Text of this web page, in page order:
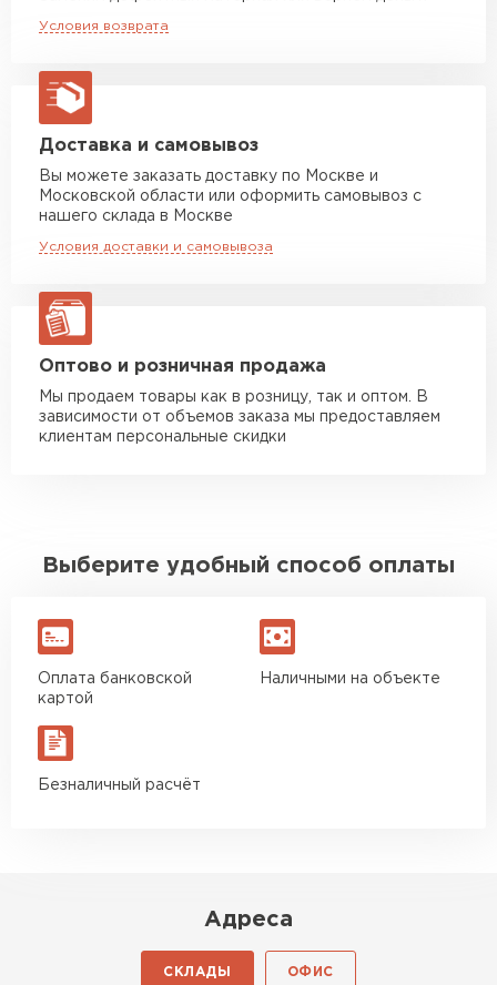
макс. длина груза 13,5 м
Манипулятор до 5 тн
макс. длина груза 6 м
Манипулятор до 10 тн
макс. длина груза 8 м
Манипулятор до 20 тн
Условия возврата
Доставка и самовывоз
Вы можете заказать доставку по Москве и
Московской области или оформить самовывоз с
нашего склада в Москве
Условия доставки и самовывоза
Оптово и розничная продажа
Мы продаем товары как в розницу, так и оптом. В
зависимости от объемов заказа мы предоставляем
клиентам персональные скидки
Выберите удобный способ оплаты
Оплата банковской
картой
Наличными на объекте
Безналичный расчёт
Адреса
СКЛАДЫ ОФИС